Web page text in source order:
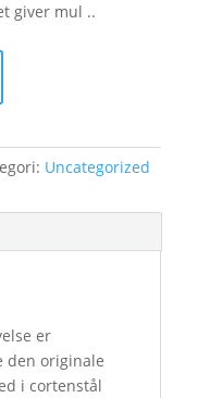
giver mul ..
Uncategorized
er
den originale
i cortenstål